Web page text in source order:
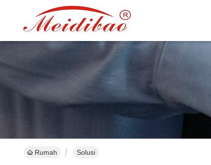
Rumah Solusi